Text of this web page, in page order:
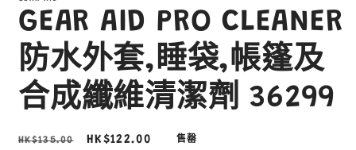
中
開
啟
多
體
檔
1
GEAR AID PRO CLEANER
防水外套,睡袋,帳篷及
合成纖維清潔劑 36299
定
HK$135.00
售
HK$122.00 售罄